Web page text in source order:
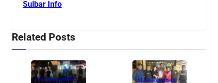
Sulbar Info
Related Posts
Info Sulawesi Barat Info Sulawesi Barat